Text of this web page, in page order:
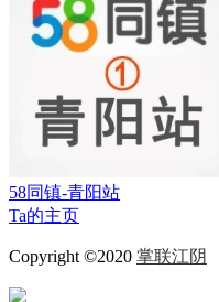
58同镇-青阳站
Ta的主页
Copyright ©2020 掌联江阴